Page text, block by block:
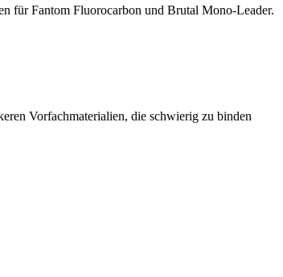
für Fantom Fluorocarbon und Brutal Mono-Leader.
Vorfachmaterialien, die schwierig zu binden